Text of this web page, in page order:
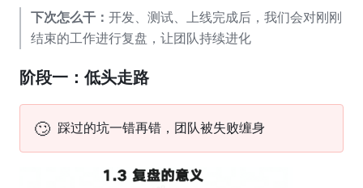
下次怎么干： 开发、测试、上线完成后，我们会对刚刚
结束的工作进行复盘，让团队持续进化
阶段一：低头走路
🙄 踩过的坑一错再错，团队被失败缠身